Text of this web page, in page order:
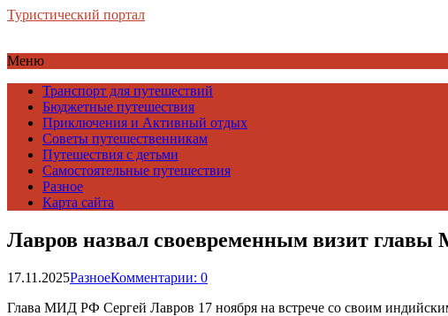
Туристический портал
Меню
Транспорт для путешествий
Бюджетные путешествия
Приключения и Активный отдых
Советы путешественникам
Путешествия с детьми
Самостоятельные путешествия
Разное
Карта сайта
Лавров назвал своевременным визит
17.11.2025РазноеКомментарии: 0
Глава МИД РФ Сергей Лавров 17 ноября на встрече со своим